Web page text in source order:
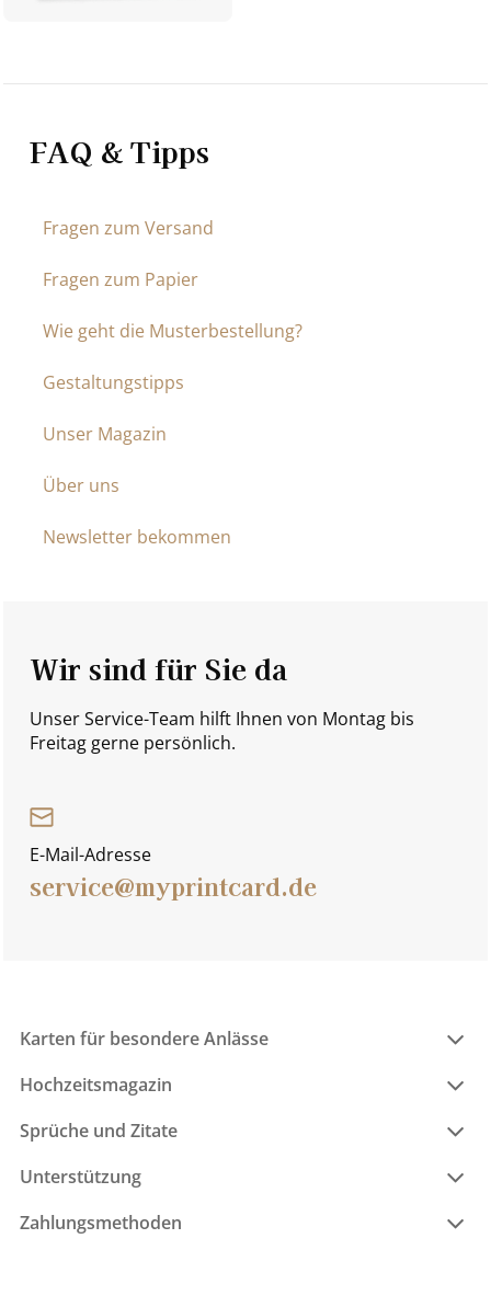
FAQ & Tipps
Fragen zum Versand
Fragen zum Papier
Wie geht die Musterbestellung?
Gestaltungstipps
Unser Magazin
Über uns
Newsletter bekommen
Wir sind für Sie da
Unser Service-Team hilft Ihnen von Montag bis
Freitag gerne persönlich.
E-Mail-Adresse
service@myprintcard.de
Karten für besondere Anlässe
Hochzeitsmagazin
Sprüche und Zitate
Unterstützung
Zahlungsmethoden